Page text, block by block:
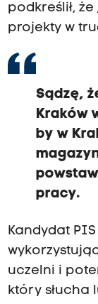
podkreślił,
projekty w
Sądzę,
Kraków
by w
pracy.
Kandydat
uczelni i
który słucha